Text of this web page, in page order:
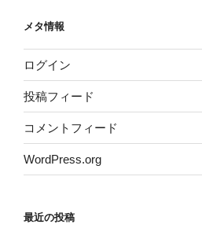
メタ情報
ログイン
投稿フィード
コメントフィード
WordPress.org
最近の投稿